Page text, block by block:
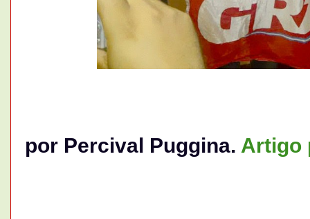
por Percival Puggina. Artigo